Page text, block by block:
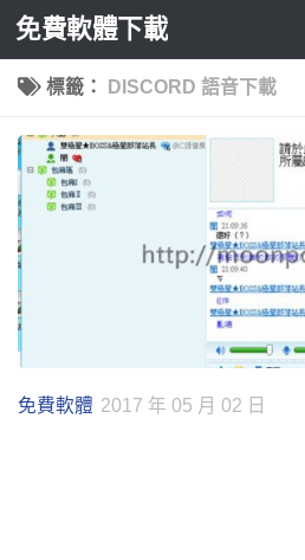
Skip to content
免費軟體下載
標籤： DISCORD 語音下載
免費軟體 2017 年 05 月 02 日